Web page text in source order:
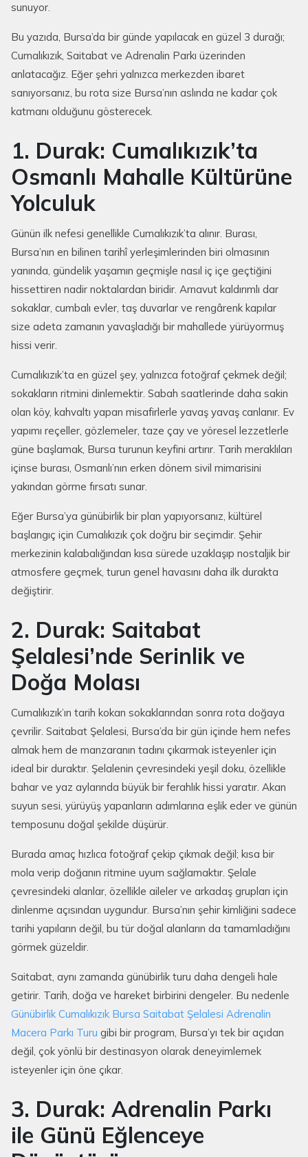
sunuyor.
Bu yazıda, Bursa’da bir günde yapılacak en güzel 3 durağı;
Cumalıkızık, Saitabat ve Adrenalin Parkı üzerinden
anlatacağız. Eğer şehri yalnızca merkezden ibaret
sanıyorsanız, bu rota size Bursa’nın aslında ne kadar çok
katmanı olduğunu gösterecek.
1. Durak: Cumalıkızık’ta
Osmanlı Mahalle Kültürüne
Yolculuk
Günün ilk nefesi genellikle Cumalıkızık’ta alınır. Burası,
Bursa’nın en bilinen tarihî yerleşimlerinden biri olmasının
yanında, gündelik yaşamın geçmişle nasıl iç içe geçtiğini
hissettiren nadir noktalardan biridir. Arnavut kaldırımlı dar
sokaklar, cumbalı evler, taş duvarlar ve rengârenk kapılar
size adeta zamanın yavaşladığı bir mahallede yürüyormuş
hissi verir.
Cumalıkızık’ta en güzel şey, yalnızca fotoğraf çekmek değil;
sokakların ritmini dinlemektir. Sabah saatlerinde daha sakin
olan köy, kahvaltı yapan misafirlerle yavaş yavaş canlanır. Ev
yapımı reçeller, gözlemeler, taze çay ve yöresel lezzetlerle
güne başlamak, Bursa turunun keyfini artırır. Tarih meraklıları
içinse burası, Osmanlı’nın erken dönem sivil mimarisini
yakından görme fırsatı sunar.
Eğer Bursa’ya günübirlik bir plan yapıyorsanız, kültürel
başlangıç için Cumalıkızık çok doğru bir seçimdir. Şehir
merkezinin kalabalığından kısa sürede uzaklaşıp nostaljik bir
atmosfere geçmek, turun genel havasını daha ilk durakta
değiştirir.
2. Durak: Saitabat
Şelalesi’nde Serinlik ve
Doğa Molası
Cumalıkızık’ın tarih kokan sokaklarından sonra rota doğaya
çevrilir. Saitabat Şelalesi, Bursa’da bir gün içinde hem nefes
almak hem de manzaranın tadını çıkarmak isteyenler için
ideal bir duraktır. Şelalenin çevresindeki yeşil doku, özellikle
bahar ve yaz aylarında büyük bir ferahlık hissi yaratır. Akan
suyun sesi, yürüyüş yapanların adımlarına eşlik eder ve günün
temposunu doğal şekilde düşürür.
Burada amaç hızlıca fotoğraf çekip çıkmak değil; kısa bir
mola verip doğanın ritmine uyum sağlamaktır. Şelale
çevresindeki alanlar, özellikle aileler ve arkadaş grupları için
dinlenme açısından uygundur. Bursa’nın şehir kimliğini sadece
tarihi yapıların değil, bu tür doğal alanların da tamamladığını
görmek güzeldir.
Saitabat, aynı zamanda günübirlik turu daha dengeli hale
getirir. Tarih, doğa ve hareket birbirini dengeler. Bu nedenle
Günübirlik Cumalıkızık Bursa Saitabat Şelalesi Adrenalin
Macera Parkı Turu gibi bir program, Bursa’yı tek bir açıdan
değil, çok yönlü bir destinasyon olarak deneyimlemek
isteyenler için öne çıkar.
3. Durak: Adrenalin Parkı
ile Günü Eğlenceye